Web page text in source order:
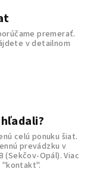
premerať.
v detailnom
celú ponuku šiat.
prevádzku v
(Sekčov-Opál). Viac
"kontakt".